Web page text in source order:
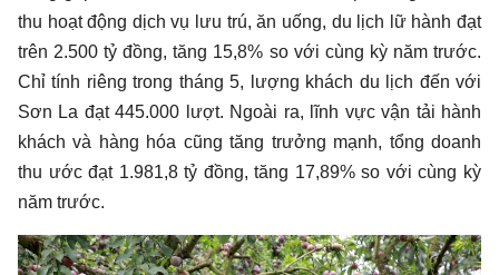
thu hoạt động dịch vụ lưu trú, ăn uống, du lịch lữ hành đạt
trên 2.500 tỷ đồng, tăng 15,8% so với cùng kỳ năm trước.
Chỉ tính riêng trong tháng 5, lượng khách du lịch đến với
Sơn La đạt 445.000 lượt. Ngoài ra, lĩnh vực vận tải hành
khách và hàng hóa cũng tăng trưởng mạnh, tổng doanh
thu ước đạt 1.981,8 tỷ đồng, tăng 17,89% so với cùng kỳ
năm trước.